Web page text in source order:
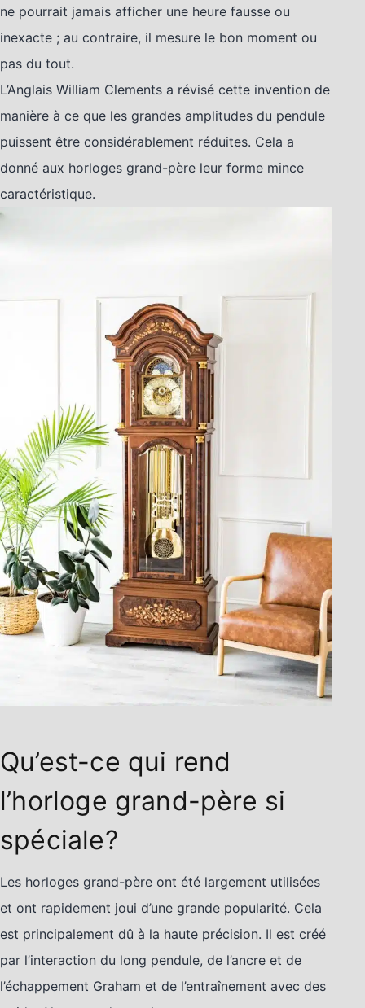
ne pourrait jamais afficher une heure fausse ou
inexacte ; au contraire, il mesure le bon moment ou
pas du tout.
L’Anglais William Clements a révisé cette invention de
manière à ce que les grandes amplitudes du pendule
puissent être considérablement réduites. Cela a
donné aux horloges grand-père leur forme mince
caractéristique.
Qu’est-ce qui rend
l’horloge grand-père si
spéciale?
Les horloges grand-père ont été largement utilisées
et ont rapidement joui d’une grande popularité. Cela
est principalement dû à la haute précision. Il est créé
par l’interaction du long pendule, de l’ancre et de
l’échappement Graham et de l’entraînement avec des